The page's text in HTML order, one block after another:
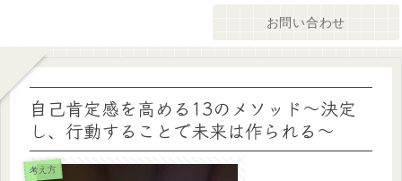
お問い合わせ
自己肯定感を高める13のメソッド～決定
し、行動することで未来は作られる～
考え方